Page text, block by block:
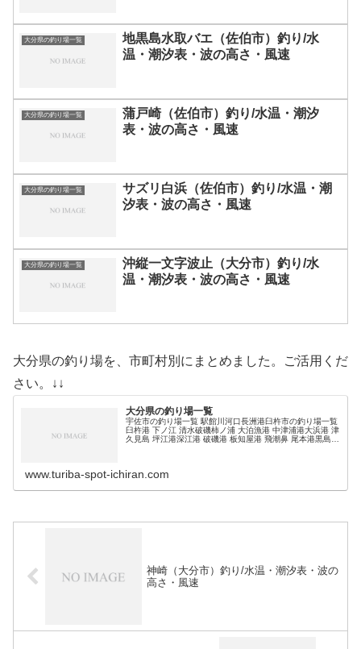
大分県の釣り場一覧
地黒島水取バエ（佐伯市）釣り/水
温・潮汐表・波の高さ・風速
大分県の釣り場一覧
蒲戸崎（佐伯市）釣り/水温・潮汐
表・波の高さ・風速
大分県の釣り場一覧
サズリ白浜（佐伯市）釣り/水温・潮
汐表・波の高さ・風速
大分県の釣り場一覧
沖縦一文字波止（大分市）釣り/水
温・潮汐表・波の高さ・風速
大分県の釣り場を、市町村別にまとめました。ご活用くだ
さい。↓↓
大分県の釣り場一覧
宇佐市の釣り場一覧 駅館川河口長洲港臼杵市の釣り場一覧
臼杵港 下ノ江 清水破磯柿ノ浦 大泊漁港 中津浦港大浜港 津
久見島 坪江港深江港 破磯港 板知屋港 飛潮鼻 尾本港黒島
www.turiba-spot-ichiran.com
神崎（大分市）釣り/水温・潮汐表・波の
高さ・風速